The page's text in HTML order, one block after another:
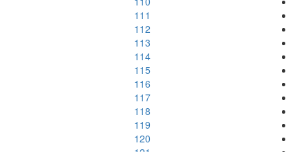
111
112
113
114
115
116
117
118
119
120